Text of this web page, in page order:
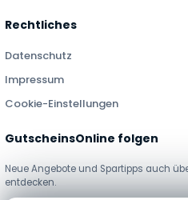
Rechtliches
Datenschutz
Impressum
Cookie-Einstellungen
GutscheinsOnline folgen
Neue Angebote und Spartipps auch
entdecken.